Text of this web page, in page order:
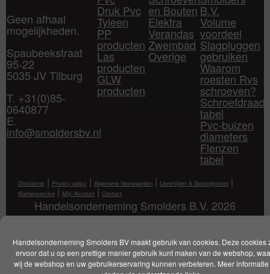
Handelsonderneming Smolders BV maakt gebruik van cookies. Deze cookies
ervoor dat u op een prettige manier gebruik kunt maken van de webshop,
wij de webshop en uw gebruikerservaring kunnen verbeteren. Meer
Geen afhaal
mogelijkheden.
Spaubeekstraat
95-22
5035 JV Tilburg
T. +31(0)85-
0640877
E.
info@smoldersbv.nl
Druk Pvc
Tyleen
PP
producten
Las
producten
GLW
producten
en Bouten
Elektra
Verandas
Zwembad
Overige
B.V.
Volume
voordeel
Slagpluggen
gebruiken
Waarom
roesten Rvs
schroeven?
Schroefdraad
tabel
Pvc-buizen
diameters
Flenzen
tabel
Disclaimer | Privacy policy | Algemene Voorwaarden | Levertijden & Bezorgkosten |
Klantenservice | Mijn Account | Contact
Handelsonderneming Smolders B.V. 2026